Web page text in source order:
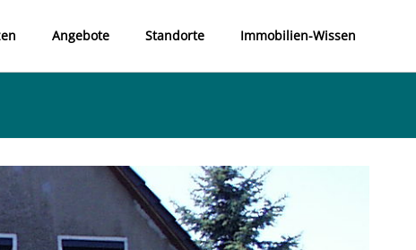
Angebote Standorte Immobilien-Wissen